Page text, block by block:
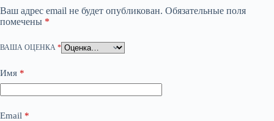
Ваш адрес email не будет опубликован. Обязательные поля
помечены *
ВАША ОЦЕНКА *
Имя *
Email *